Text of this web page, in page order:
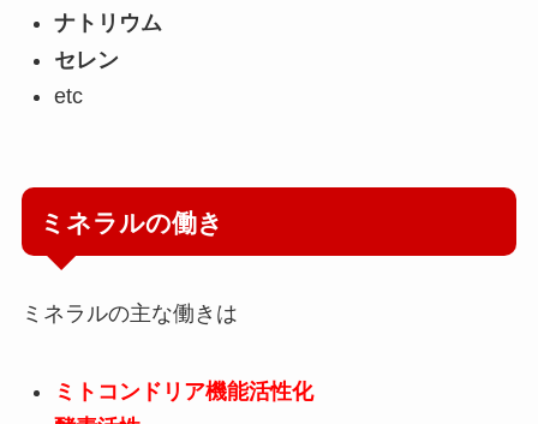
ナトリウム
セレン
etc
ミネラルの働き
ミネラルの主な働きは
ミトコンドリア機能活性化